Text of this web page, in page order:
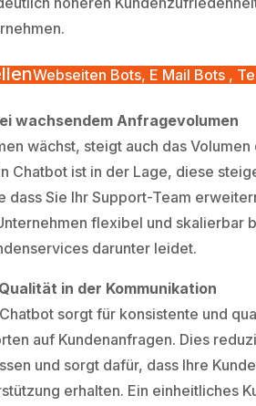
Webseiten Bots, E Mail Bots ,
wachsendem Anfragevolumen
wächst, steigt auch das Volumen
Chatbot ist in der Lage, diese
dass Sie Ihr Support-Team
flexibel und skalierbar
darunter leidet.
in der Kommunikation
sorgt für konsistente und
auf Kundenanfragen. Dies
und sorgt dafür, dass Ihre
erhalten. Ein einheitliches